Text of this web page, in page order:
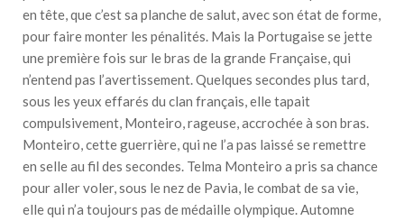
en tête, que c’est sa planche de salut, avec son état de forme,
pour faire monter les pénalités. Mais la Portugaise se jette
une première fois sur le bras de la grande Française, qui
n’entend pas l’avertissement. Quelques secondes plus tard,
sous les yeux effarés du clan français, elle tapait
compulsivement, Monteiro, rageuse, accrochée à son bras.
Monteiro, cette guerrière, qui ne l’a pas laissé se remettre
en selle au fil des secondes. Telma Monteiro a pris sa chance
pour aller voler, sous le nez de Pavia, le combat de sa vie,
elle qui n’a toujours pas de médaille olympique. Automne